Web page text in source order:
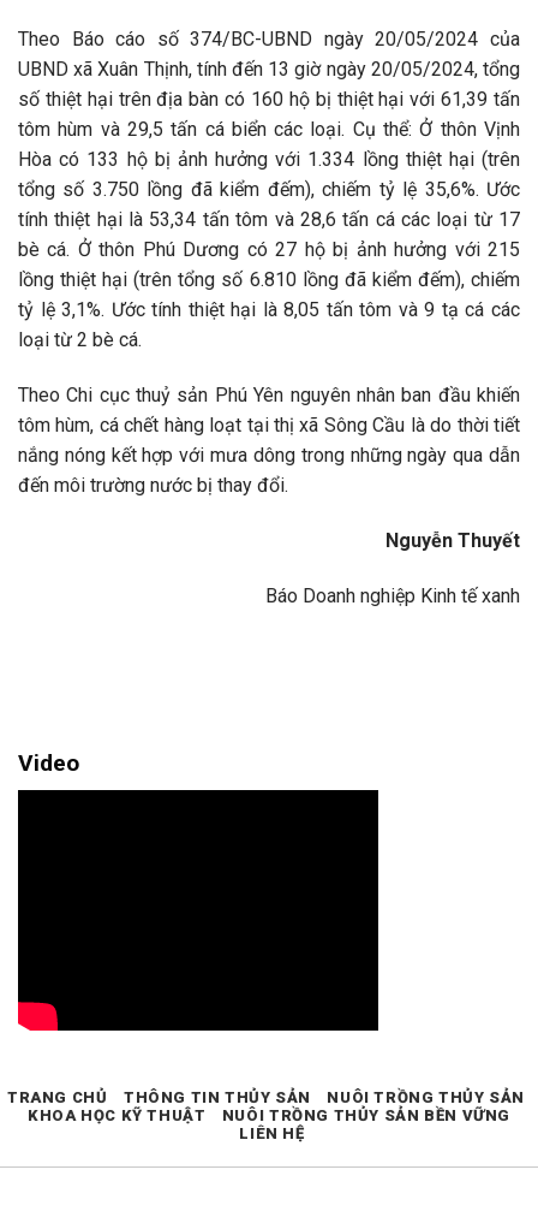
Theo Báo cáo số 374/BC-UBND ngày 20/05/2024 của
UBND xã Xuân Thịnh, tính đến 13 giờ ngày 20/05/2024, tổng
số thiệt hại trên địa bàn có 160 hộ bị thiệt hại với 61,39 tấn
tôm hùm và 29,5 tấn cá biển các loại. Cụ thể: Ở thôn Vịnh
Hòa có 133 hộ bị ảnh hưởng với 1.334 lồng thiệt hại (trên
tổng số 3.750 lồng đã kiểm đếm), chiếm tỷ lệ 35,6%. Ước
tính thiệt hại là 53,34 tấn tôm và 28,6 tấn cá các loại từ 17
bè cá. Ở thôn Phú Dương có 27 hộ bị ảnh hưởng với 215
lồng thiệt hại (trên tổng số 6.810 lồng đã kiểm đếm), chiếm
tỷ lệ 3,1%. Ước tính thiệt hại là 8,05 tấn tôm và 9 tạ cá các
loại từ 2 bè cá.
Theo Chi cục thuỷ sản Phú Yên nguyên nhân ban đầu khiến
tôm hùm, cá chết hàng loạt tại thị xã Sông Cầu là do thời tiết
nắng nóng kết hợp với mưa dông trong những ngày qua dẫn
đến môi trường nước bị thay đổi.
Nguyễn Thuyết
Báo Doanh nghiệp Kinh tế xanh
Video
TRANG CHỦ THÔNG TIN THỦY SẢN
NUÔI TRỒNG THỦY SẢN
KHOA HỌC KỸ THUẬT
NUÔI TRỒNG THỦY SẢN BỀN VỮNG
LIÊN HỆ